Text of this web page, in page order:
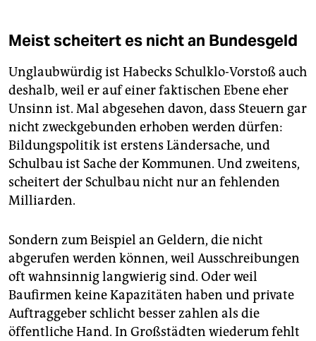
Meist scheitert es nicht an Bundesgeld
Unglaubwürdig ist Habecks Schulklo-Vorstoß auch
deshalb, weil er auf einer faktischen Ebene eher
Unsinn ist. Mal abgesehen davon, dass Steuern gar
nicht zweckgebunden erhoben werden dürfen:
Bildungspolitik ist erstens Ländersache, und
Schulbau ist Sache der Kommunen. Und zweitens,
scheitert der Schulbau nicht nur an fehlenden
Milliarden.
Sondern zum Beispiel an Geldern, die nicht
abgerufen werden können, weil Ausschreibungen
oft wahnsinnig langwierig sind. Oder weil
Baufirmen keine Kapazitäten haben und private
Auftraggeber schlicht besser zahlen als die
öffentliche Hand. In Großstädten wiederum fehlt